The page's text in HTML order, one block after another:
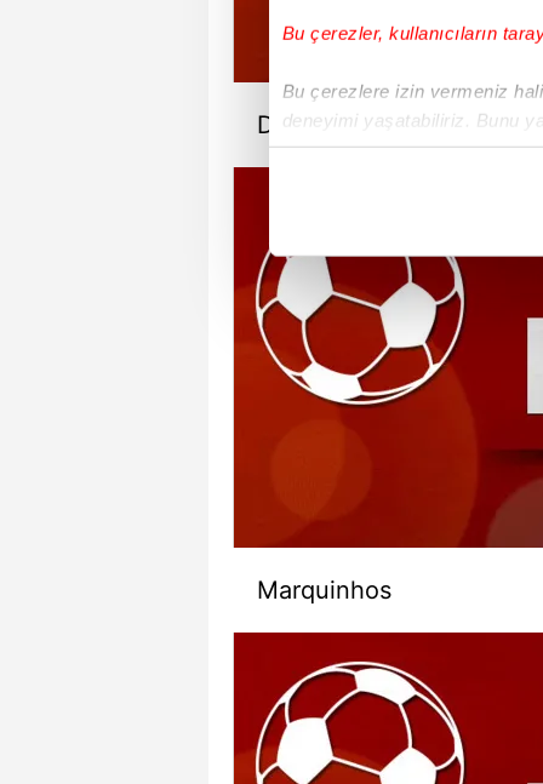
Bu çerezler, kullanıcıların
Bu çerezlere izin vermeniz
deneyimi yaşatabiliriz. Bunu
içerikleri sunabilmek adına
Sizlere daha iyi bir hizmet
çerezler vasıtasıyla çeşitli
amacıyla kullanılmaktadır.
reklam/pazarlama
Çerez
6698 sayılı Kişisel Verilerin
Diallo
Marquinhos